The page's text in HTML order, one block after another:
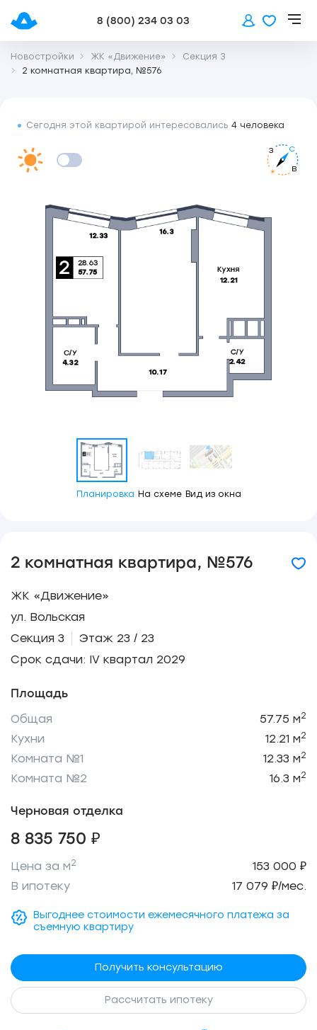
8 (800) 234 03 03
Новостройки ЖК «Движение»
Секция 3
2 комнатная квартира, №576
Сегодня этой квартирой интересовались 4 человека
С
В
З
Планировка На схеме Вид из окна
2 комнатная квартира, №576
ЖК «Движение»
ул. Вольская
Секция 3
Этаж 23 / 23
Срок сдачи: IV квартал 2029
Площадь
Общая
57.75 м2
Кухни 12.21 м2
Комната №1 12.33 м2
Комната №2 16.3 м2
Черновая отделка
8 835 750 ₽
Цена за м2
153 000 ₽
В ипотеку
17 079 ₽/мес.
Выгоднее стоимости ежемесячного платежа за
съемную квартиру
Получить консультацию
Рассчитать ипотеку